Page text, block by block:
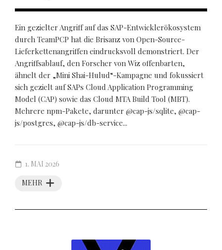
Ein gezielter Angriff auf das SAP-Entwicklerökosystem
durch TeamPCP hat die Brisanz von Open-Source-
Lieferkettenangriffen eindrucksvoll demonstriert. Der
Angriffsablauf, den Forscher von Wiz offenbarten,
ähnelt der „Mini Shai-Hulud“-Kampagne und fokussiert
sich gezielt auf SAPs Cloud Application Programming
Model (CAP) sowie das Cloud MTA Build Tool (MBT).
Mehrere npm-Pakete, darunter @cap-js/sqlite, @cap-
js/postgres, @cap-js/db-service...
MEHR
1. MAI 2026